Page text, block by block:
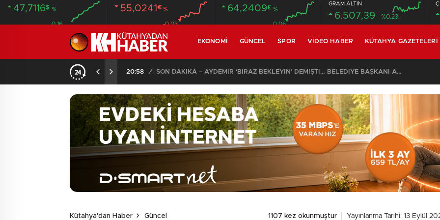
47,7116$ %
0.16
55,0241 € %
-0.03
64,2409£ %
0.06
GRAM ALTIN
6.507,39 %0,23
EKONOMI GÜNCEL SPOR VIDEO HABER KÜTAHYA GAZETELERI
20:58 / SON DAKİKA – AYDEMİR ‘BİRAZ BEKLEYİN’ DEMİŞTİ… BELEDİYE BAŞKANI AK PARTİ’YE GEÇİYOR
Kütahya'dan Haber Güncel 1107 kez okunmuştur Yayınlanma Tarihi: 13 Eylül